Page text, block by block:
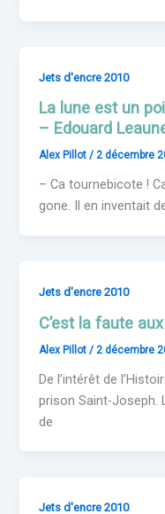
Jets d'encre 2010
La lune est un
– Edouard
Alex Pillot/2 décembre
– Ca tournebicote !
gone. Il en inventait
Jets d'encre 2010
C’est la faute
Alex Pillot/ 2 décembre
De l’intérêt de
prison Saint-Joseph.
de
Jets d'encre 2010